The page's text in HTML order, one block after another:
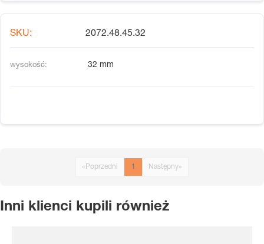
2072.48.45.32
32 mm
« Poprzedni 1 Następny»
Inni klienci kupili również